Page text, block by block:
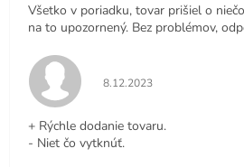
Všetko v poriadku, tovar prišiel o
na to upozornený. Bez problémov,
Hodnotenie obchodu je 5
8.12.2023
+ Rýchle dodanie tovaru.
- Niet čo vytknúť.